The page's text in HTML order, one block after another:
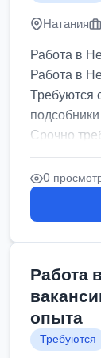
Натания
Работа в
Работа в
Требуются
Срочно
0
Работа
опыта
Требуются